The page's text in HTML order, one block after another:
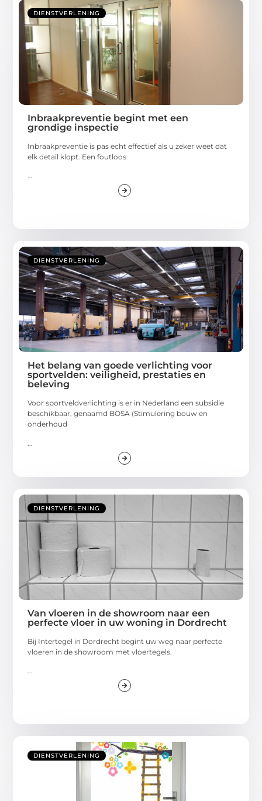
DIENSTVERLENING
Inbraakpreventie begint met een
grondige inspectie
Inbraakpreventie is pas echt effectief als u zeker weet dat
elk detail klopt. Een foutloos
...
DIENSTVERLENING
Het belang van goede verlichting voor
sportvelden: veiligheid, prestaties en
beleving
Voor sportveldverlichting is er in Nederland een subsidie
beschikbaar, genaamd BOSA (Stimulering bouw en
onderhoud
DIENSTVERLENING
Van vloeren in de showroom naar een
perfecte vloer in uw woning in Dordrecht
Bij Intertegel in Dordrecht begint uw weg naar perfecte
vloeren in de showroom met vloertegels.
DIENSTVERLENING